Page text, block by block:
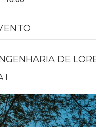
DE
I